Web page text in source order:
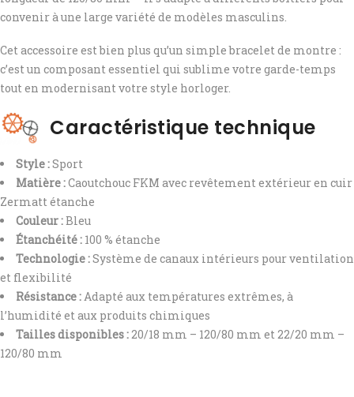
convenir à une large variété de modèles masculins.
Cet accessoire est bien plus qu’un simple bracelet de montre :
c’est un composant essentiel qui sublime votre garde-temps
tout en modernisant votre style horloger.
Caractéristique technique
Style :Sport
Matière :Caoutchouc FKM avec revêtement extérieur en cuir
Zermatt étanche
Couleur :Bleu
Étanchéité : 100 % étanche
Technologie :Système de canaux intérieurs pour ventilation
et flexibilité
Résistance :Adapté aux températures extrêmes, à
l’humidité et aux produits chimiques
Tailles disponibles :20/18 mm – 120/80 mm et 22/20 mm –
120/80 mm